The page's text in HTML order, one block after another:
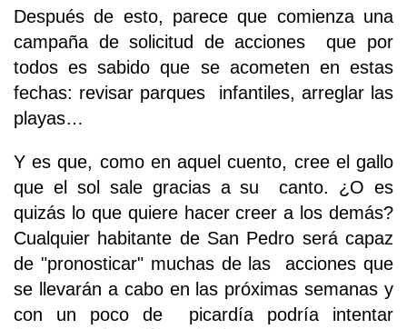
Después de esto, parece que comienza una
campaña de solicitud de acciones que por
todos es sabido que se acometen en estas
fechas: revisar parques infantiles, arreglar las
playas…
Y es que, como en aquel cuento, cree el gallo
que el sol sale gracias a su canto. ¿O es
quizás lo que quiere hacer creer a los demás?
Cualquier habitante de San Pedro será capaz
de "pronosticar" muchas de las acciones que
se llevarán a cabo en las próximas semanas y
con un poco de picardía podría intentar